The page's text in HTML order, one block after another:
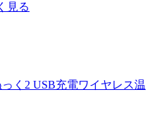
見る
く2 USB充電ワイヤレス温